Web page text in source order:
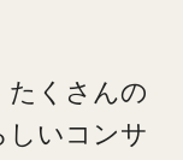
たくさんの
しいコンサ